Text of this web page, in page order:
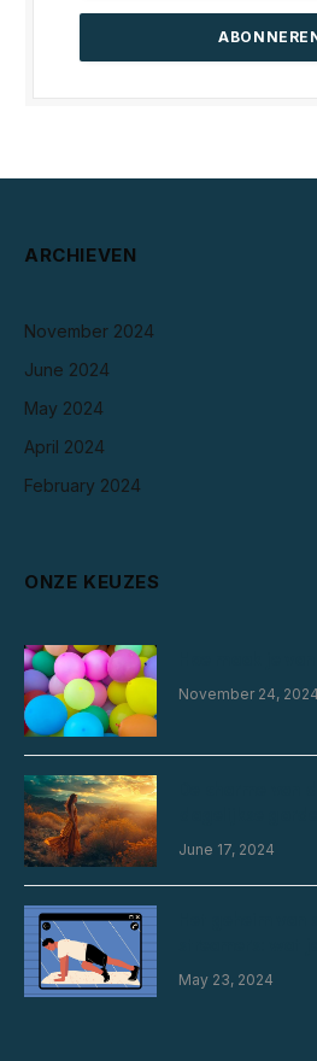
ARCHIEVEN
November 2024
June 2024
May 2024
April 2024
February 2024
ONZE KEUZES
November 24, 2024
June 17, 2024
May 23, 2024